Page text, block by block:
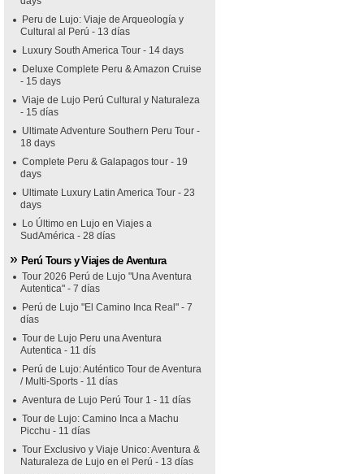
Peru de Lujo: Viaje de Arqueología y
Cultural al Perú - 13 días
Luxury South America Tour - 14 days
Deluxe Complete Peru & Amazon Cruise
- 15 days
Viaje de Lujo Perú Cultural y Naturaleza
- 15 días
Ultimate Adventure Southern Peru Tour -
18 days
Complete Peru & Galapagos tour - 19
days
Ultimate Luxury Latin America Tour - 23
days
Lo Último en Lujo en Viajes a
SudAmérica - 28 días
Perú Tours y Viajes de Aventura
Tour 2026 Perú de Lujo "Una Aventura
Autentica" - 7 días
Perú de Lujo "El Camino Inca Real" - 7
días
Tour de Lujo Peru una Aventura
Autentica - 11 dís
Perú de Lujo: Auténtico Tour de Aventura
/ Multi-Sports - 11 días
Aventura de Lujo Perú Tour 1 - 11 días
Tour de Lujo: Camino Inca a Machu
Picchu - 11 días
Tour Exclusivo y Viaje Unico: Aventura &
Naturaleza de Lujo en el Perú - 13 días